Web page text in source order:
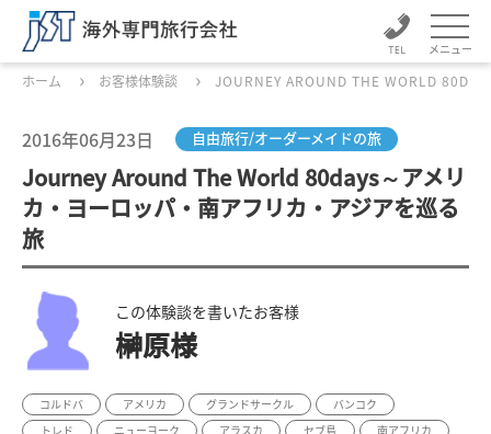
メニュー
ホーム お客様体験談 JOURNEY AROUND THE WORLD
2016年06月23日 自由旅行/オーダーメイドの旅
Journey Around The World 80days～アメリ
カ・ヨーロッパ・南アフリカ・アジアを巡る
旅
この体験談を書いたお客様
榊原様
コルドバ アメリカ グランドサークル
バンコク
トレド
ニューヨーク アラスカ セブ島
南アフリカ